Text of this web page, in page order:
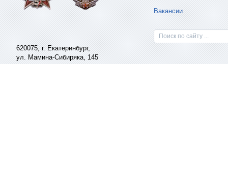
620075, г. Екатеринбург,
ул. Мамина-Сибиряка, 145
Вакансии
Поиск по сайту ...